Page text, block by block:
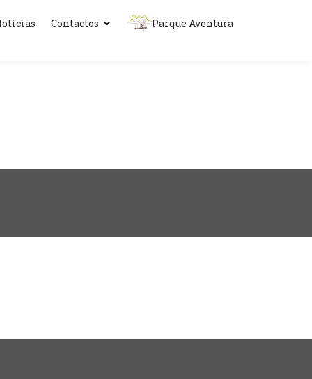
Contactos Parque Aventura